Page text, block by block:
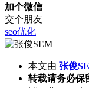
加个微信
交个朋友
seo优化
本文由 张俊
转载请务必保